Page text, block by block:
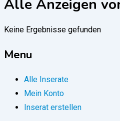
Alle Anzeigen
Keine Ergebnisse gefunden
Menu
Alle Inserate
Mein Konto
Inserat erstellen